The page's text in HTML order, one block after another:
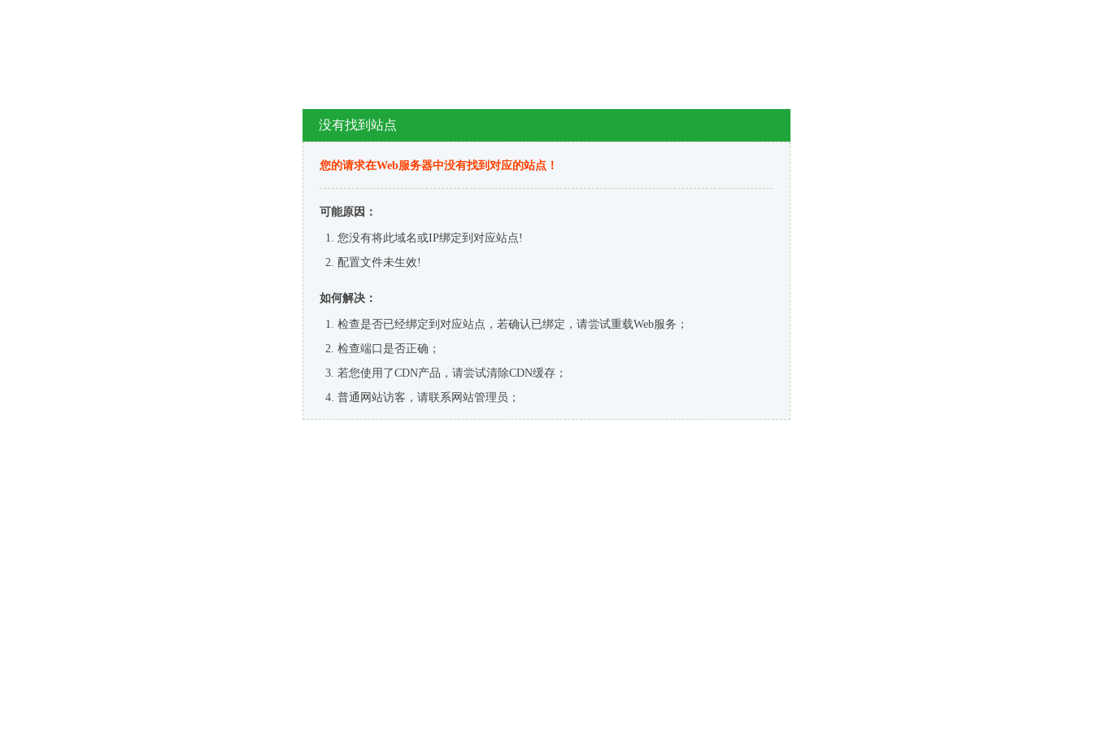
没有找到站点
您的请求在Web服务器中没有找到对应的站点！
可能原因：
您没有将此域名或IP绑定到对应站点!
配置文件未生效!
如何解决：
检查是否已经绑定到对应站点，若确认已绑定，请尝试重载Web服务；
检查端口是否正确；
若您使用了CDN产品，请尝试清除CDN缓存；
普通网站访客，请联系网站管理员；